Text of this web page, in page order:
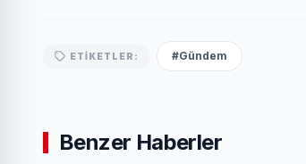
ETIKETLER: #Gündem
Benzer Haberler